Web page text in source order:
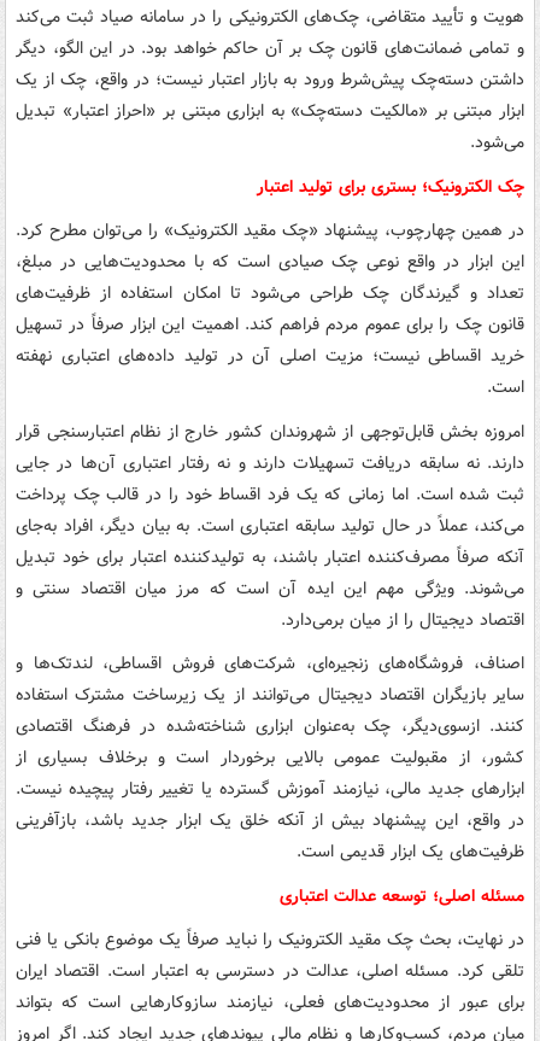
هویت و تأیید متقاضی، چک‌های الکترونیکی را در سامانه صیاد ثبت می‌کند
و تمامی ضمانت‌های قانون چک بر آن حاکم خواهد بود. در این الگو، دیگر
داشتن دسته‌چک پیش‌شرط ورود به بازار اعتبار نیست؛ در واقع، چک از یک
ابزار مبتنی بر «مالکیت دسته‌چک» به ابزاری مبتنی بر «احراز اعتبار» تبدیل
می‌شود.
چک الکترونیک؛ بستری برای تولید اعتبار
در همین چهارچوب، پیشنهاد «چک مقید الکترونیک» را می‌توان مطرح کرد.
این ابزار در واقع نوعی چک صیادی است که با محدودیت‌هایی در مبلغ،
تعداد و گیرندگان چک طراحی می‌شود تا امکان استفاده از ظرفیت‌های
قانون چک را برای عموم مردم فراهم کند. اهمیت این ابزار صرفاً در تسهیل
خرید اقساطی نیست؛ مزیت اصلی آن در تولید داده‌های اعتباری نهفته
است.
امروزه بخش قابل‌توجهی از شهروندان کشور خارج از نظام اعتبارسنجی قرار
دارند. نه سابقه دریافت تسهیلات دارند و نه رفتار اعتباری آن‌ها در جایی
ثبت شده است. اما زمانی که یک فرد اقساط خود را در قالب چک پرداخت
می‌کند، عملاً در حال تولید سابقه اعتباری است. به بیان دیگر، افراد به‌جای
آنکه صرفاً مصرف‌کننده اعتبار باشند، به تولیدکننده اعتبار برای خود تبدیل
می‌شوند. ویژگی مهم این ایده آن است که مرز میان اقتصاد سنتی و
اقتصاد دیجیتال را از میان برمی‌دارد.
اصناف، فروشگاه‌های زنجیره‌ای، شرکت‌های فروش اقساطی، لندتک‌ها و
سایر بازیگران اقتصاد دیجیتال می‌توانند از یک زیرساخت مشترک استفاده
کنند. ازسوی‌دیگر، چک به‌عنوان ابزاری شناخته‌شده در فرهنگ اقتصادی
کشور، از مقبولیت عمومی بالایی برخوردار است و برخلاف بسیاری از
ابزارهای جدید مالی، نیازمند آموزش گسترده یا تغییر رفتار پیچیده نیست.
در واقع، این پیشنهاد بیش از آنکه خلق یک ابزار جدید باشد، بازآفرینی
ظرفیت‌های یک ابزار قدیمی است.
مسئله اصلی؛ توسعه عدالت اعتباری
در نهایت، بحث چک مقید الکترونیک را نباید صرفاً یک موضوع بانکی یا فنی
تلقی کرد. مسئله اصلی، عدالت در دسترسی به اعتبار است. اقتصاد ایران
برای عبور از محدودیت‌های فعلی، نیازمند سازوکارهایی است که بتواند
میان مردم، کسب‌وکارها و نظام مالی پیوندهای جدید ایجاد کند. اگر امروز